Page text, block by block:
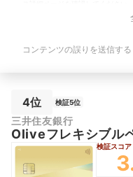
ント還元率は利用金額に対する獲
ては、1ポイント1円相当になら
①年間100万円のご利用で10,000
す。その場合の支払い分は、タッ
マホのタッチ決済対象店舗とモバ
ス詳細ページを確認してくださ
ント還元率は利用金額に対する獲
ては、1ポイント1円相当になら
で、Mastercard®タッチ決済は利
意してください。
コンテンツの誤りを送信する
4位 検証5位
三井住友銀行
Oliveフレキシブル
検証スコア